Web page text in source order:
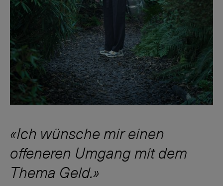
Ich wünsche mir einen
offeneren Umgang mit dem
Thema Geld.